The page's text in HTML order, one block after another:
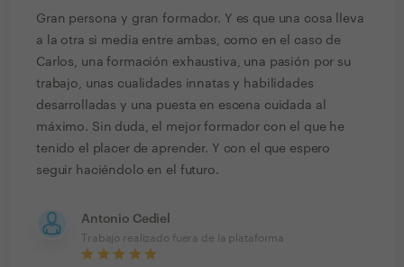
Gran persona y gran formador. Y es que una cosa lleva
a la otra si media entre ambas, como en el caso de
Carlos, una formación exhaustiva, una pasión por su
trabajo, unas cualidades innatas y habilidades
desarrolladas y una puesta en escena cuidada al
máximo. Sin duda, el mejor formador con el que he
tenido el placer de aprender. Y con el que espero
seguir haciéndolo en el futuro.
Antonio Cediel
Trabajo realizado fuera de la plataforma